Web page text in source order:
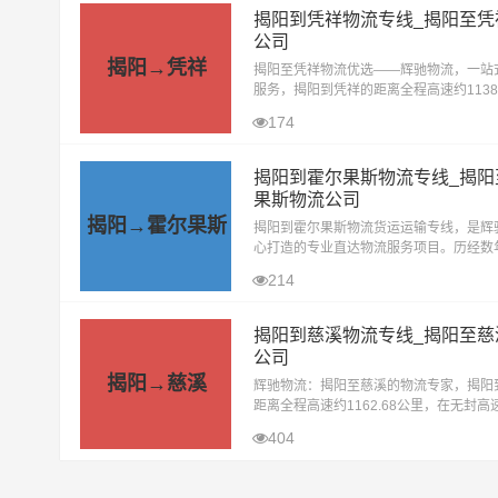
揭阳→凭祥
揭阳到凭祥物流专线_揭阳至
公司
揭阳至凭祥物流优选——辉驰物流，一站
服务，揭阳到凭祥的距离全程高速约
6小时到达目的地。在揭阳寻找通往凭祥
174
揭阳→霍尔果斯
揭阳到霍尔果斯物流专线_揭
果斯物流公司
揭阳到霍尔果斯物流货运运输专线，是辉
心打造的专业直达物流服务项目。历经数
下备受认可的优质物流品牌线路之一
214
揭阳→慈溪
揭阳到慈溪物流专线_揭阳至
公司
辉驰物流：揭阳至慈溪的物流专家，揭阳
距离全程高速约1162.68公里，在无封高
当今物流行业蓬勃发展的背景下，辉驰
404